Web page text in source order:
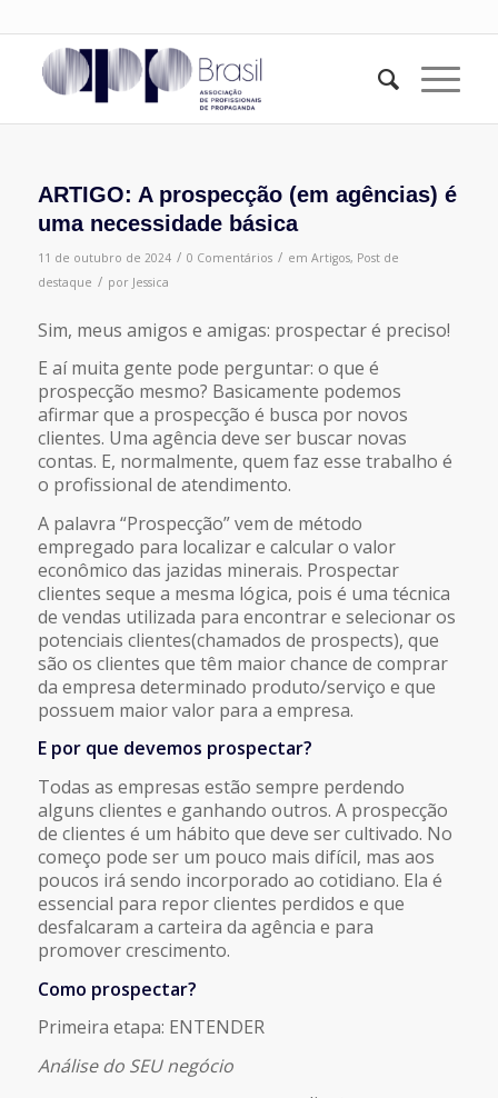
ARTIGO: A prospecção (em agências) é
uma necessidade básica
11 de outubro de 2024 / 0 Comentários / em Artigos, Post de
destaque / por Jessica
Sim, meus amigos e amigas: prospectar é preciso!
E aí muita gente pode perguntar: o que é
prospecção mesmo? Basicamente podemos
afirmar que a prospecção é busca por novos
clientes. Uma agência deve ser buscar novas
contas. E, normalmente, quem faz esse trabalho é
o profissional de atendimento.
A palavra “Prospecção” vem de método
empregado para localizar e calcular o valor
econômico das jazidas minerais. Prospectar
clientes seque a mesma lógica, pois é uma técnica
de vendas utilizada para encontrar e selecionar os
potenciais clientes(chamados de prospects), que
são os clientes que têm maior chance de comprar
da empresa determinado produto/serviço e que
possuem maior valor para a empresa.
E por que devemos prospectar?
Todas as empresas estão sempre perdendo
alguns clientes e ganhando outros. A prospecção
de clientes é um hábito que deve ser cultivado. No
começo pode ser um pouco mais difícil, mas aos
poucos irá sendo incorporado ao cotidiano. Ela é
essencial para repor clientes perdidos e que
desfalcaram a carteira da agência e para
promover crescimento.
Como prospectar?
Primeira etapa: ENTENDER
Análise do SEU negócio